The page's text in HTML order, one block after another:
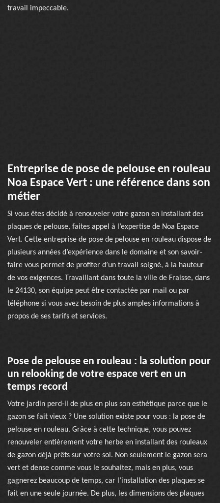
travail impeccable.
Entreprise de pose de pelouse en rouleau
Noa Espace Vert : une référence dans son
métier
Si vous êtes décidé à renouveler votre gazon en installant des
plaques de pelouse, faites appel à l’expertise de Noa Espace
Vert. Cette entreprise de pose de pelouse en rouleau dispose de
plusieurs années d’expérience dans le domaine et son savoir-
faire vous permet de profiter d’un travail soigné, à la hauteur
de vos exigences. Travaillant dans toute la ville de Fraisse, dans
le 24130, son équipe peut être contactée par mail ou par
téléphone si vous avez besoin de plus amples informations à
propos de ses tarifs et services.
Pose de pelouse en rouleau : la solution pour
un relooking de votre espace vert en un
temps record
Votre jardin perd-il de plus en plus son esthétique parce que le
gazon se fait vieux ? Une solution existe pour vous : la pose de
pelouse en rouleau. Grâce à cette technique, vous pouvez
renouveler entièrement votre herbe en installant des rouleaux
de gazon déjà prêts sur votre sol. Non seulement le gazon sera
vert et dense comme vous le souhaitez, mais en plus, vous
gagnerez beaucoup de temps, car l’installation des plaques se
fait en une seule journée. De plus, les dimensions des plaques